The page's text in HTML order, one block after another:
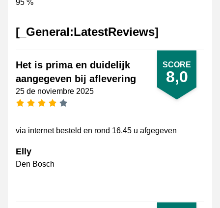
95 %
[_General:LatestReviews]
SCORE
8,0
Het is prima en duidelijk
aangegeven bij aflevering
25 de noviembre 2025
via internet besteld en rond 16.45 u afgegeven
Elly
Den Bosch